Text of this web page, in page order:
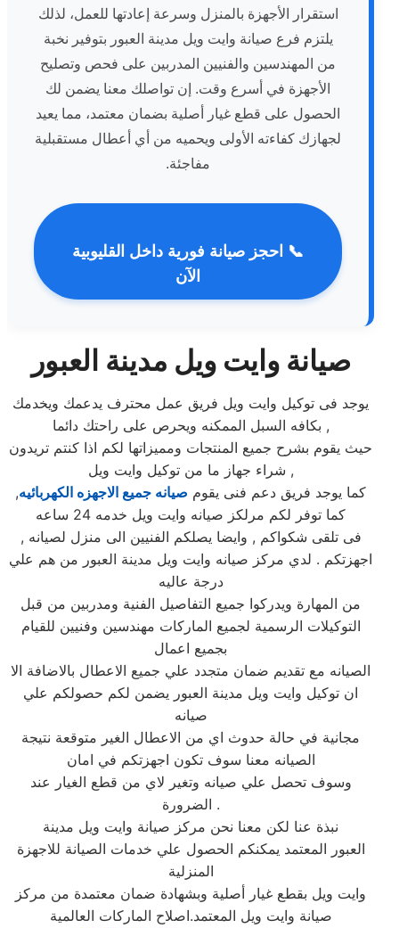
استقرار الأجهزة بالمنزل وسرعة إعادتها للعمل، لذلك
يلتزم فرع صيانة وايت ويل مدينة العبور بتوفير نخبة
من المهندسين والفنيين المدربين على فحص وتصليح
الأجهزة في أسرع وقت. إن تواصلك معنا يضمن لك
الحصول على قطع غيار أصلية بضمان معتمد، مما يعيد
لجهازك كفاءته الأولى ويحميه من أي أعطال مستقبلية
مفاجئة.
📞 احجز صيانة فورية داخل القليوبية
الآن
صيانة وايت ويل مدينة العبور
يوجد فى توكيل وايت ويل فريق عمل محترف يدعمك ويخدمك
بكافه السبل الممكنه ويحرص على راحتك دائما ,
حيث يقوم بشرح جميع المنتجات ومميزاتها لكم اذا كنتم تريدون
شراء جهاز ما من توكيل وايت ويل ,
كما يوجد فريق دعم فنى يقوم صيانه جميع الاجهزه الكهربائيه,
كما توفر لكم مرلكز صيانه وايت ويل خدمه 24 ساعه
, فى تلقى شكواكم , وايضا يصلكم الفنيين الى منزل لصيانه
اجهزتكم . لدي مركز صيانه وايت ويل مدينة العبور من هم علي
درجة عاليه
من المهارة ويدركوا جميع التفاصيل الفنية ومدربين من قبل
التوكيلات الرسمية لجميع الماركات مهندسين وفنيين للقيام
بجميع اعمال
الصيانه مع تقديم ضمان متجدد علي جميع الاعطال بالاضافة الا
ان توكيل وايت ويل مدينة العبور يضمن لكم حصولكم علي
صيانه
مجانية في حالة حدوث اي من الاعطال الغير متوقعة نتيجة
الصيانه معنا سوف تكون اجهزتكم في امان
وسوف تحصل علي صيانه وتغير لاي من قطع الغيار عند
الضرورة .
نبذة عنا لكن معنا نحن مركز صيانة وايت ويل مدينة
العبور المعتمد يمكنكم الحصول علي خدمات الصيانة للاجهزة
المنزلية
وايت ويل بقطع غيار أصلية وبشهادة ضمان معتمدة من مركز
صيانة وايت ويل المعتمد.اصلاح الماركات العالمية